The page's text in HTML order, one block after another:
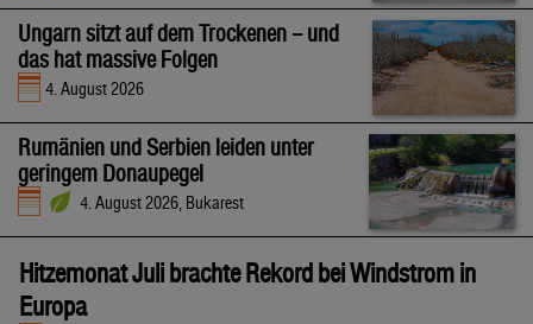
Ungarn sitzt auf dem Trockenen – und
das hat massive Folgen
4. August 2026
Rumänien und Serbien leiden unter
geringem Donaupegel
4. August 2026, Bukarest
Hitzemonat Juli brachte Rekord bei Windstrom in
Europa